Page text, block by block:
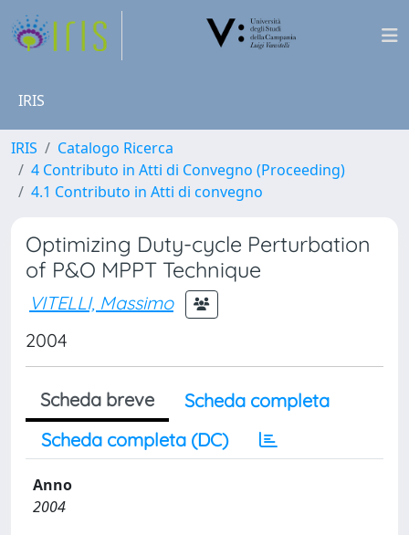
IRIS
IRIS
Catalogo Ricerca
4 Contributo in Atti di Convegno (Proceeding)
4.1 Contributo in Atti di convegno
Optimizing Duty-cycle Perturbation
of P&O MPPT Technique
VITELLI, Massimo
2004
Scheda breve
Scheda completa
Scheda completa (DC)
Anno
2004